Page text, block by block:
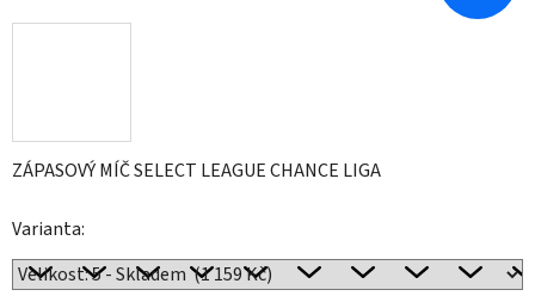
ZÁPASOVÝ MÍČ SELECT LEAGUE CHANCE LIGA
Varianta: